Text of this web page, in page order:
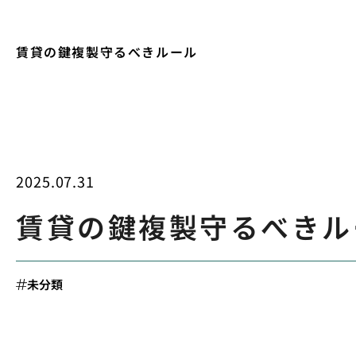
賃貸の鍵複製守るべきルール
2025.07.31
賃貸の鍵複製守るべき
未分類